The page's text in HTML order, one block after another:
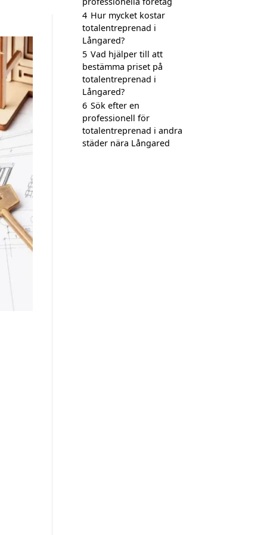
4 Hur mycket kostar
totalentreprenad i
Långared?
5 Vad hjälper till att
bestämma priset på
totalentreprenad i
Långared?
6 Sök efter en
professionell för
totalentreprenad i andra
städer nära Långared